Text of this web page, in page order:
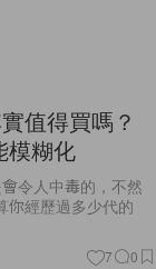
值得買嗎？
模糊化
令人中毒的，不然
你經歷過多少代的
7 0